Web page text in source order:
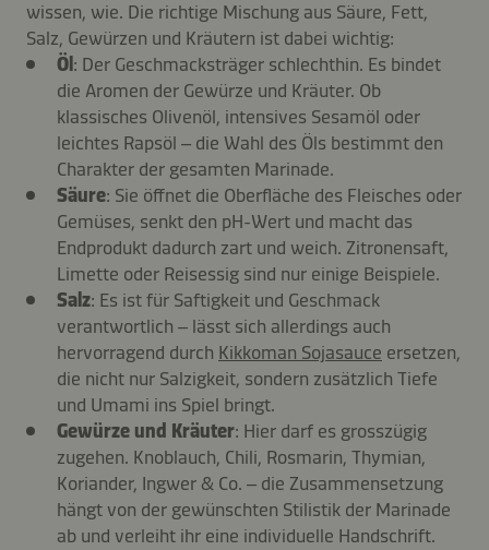
wissen, wie. Die richtige Mischung aus Säure, Fett,
Salz, Gewürzen und Kräutern ist dabei wichtig:
Öl : Der Geschmacksträger schlechthin. Es bindet
die Aromen der Gewürze und Kräuter. Ob
klassisches Olivenöl, intensives Sesamöl oder
leichtes Rapsöl – die Wahl des Öls bestimmt den
Charakter der gesamten Marinade.
Säure: Sie öffnet die Oberfläche des Fleisches oder
Gemüses, senkt den pH-Wert und macht das
Endprodukt dadurch zart und weich. Zitronensaft,
Limette oder Reisessig sind nur einige Beispiele.
Salz: Es ist für Saftigkeit und Geschmack
verantwortlich – lässt sich allerdings auch
hervorragend durch Kikkoman Sojasauce ersetzen,
die nicht nur Salzigkeit, sondern zusätzlich Tiefe
und Umami ins Spiel bringt.
Gewürze und Kräuter: Hier darf es grosszügig
zugehen. Knoblauch, Chili, Rosmarin, Thymian,
Koriander, Ingwer & Co. – die Zusammensetzung
hängt von der gewünschten Stilistik der Marinade
ab und verleiht ihr eine individuelle Handschrift.